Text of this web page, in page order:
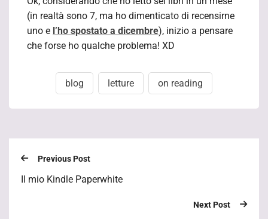
(in realtà sono 7, ma ho dimenticato di recensirne
uno e l’ho spostato a dicembre), inizio a pensare
che forse ho qualche problema! XD
blog letture on reading
Previous Post
Il mio Kindle Paperwhite
Next Post